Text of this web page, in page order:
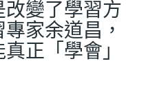
變了學習方
家余道昌，
正「學會」